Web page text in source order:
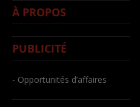
À PROPOS
PUBLICITÉ
- Opportunités d’affaires